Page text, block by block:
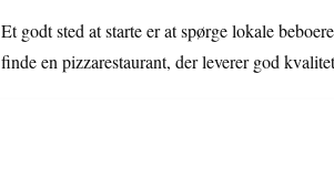
Et godt sted at starte er at spørge lokale
finde en pizzarestaurant, der leverer god